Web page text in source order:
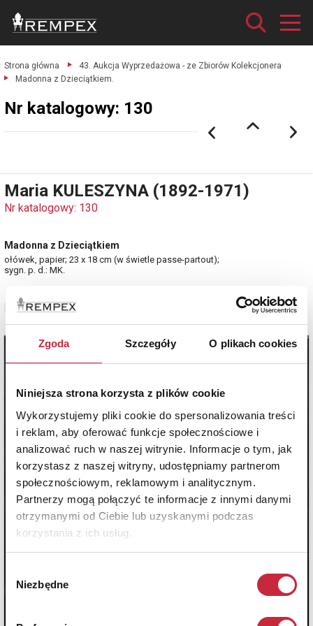
Zgoda Szczegóły O plikach cookies
Niniejsza strona korzysta z plików cookie
Wykorzystujemy pliki cookie do spersonalizowania treści
i reklam, aby oferować funkcje społecznościowe i
analizować ruch w naszej witrynie. Informacje o tym, jak
korzystasz z naszej witryny, udostępniamy partnerom
społecznościowym, reklamowym i analitycznym.
Partnerzy mogą połączyć te informacje z innymi danymi
otrzymanymi od Ciebie lub uzyskanymi podczas
korzystania z ich usług.
zgody
Niezbędne
Strona główna
43. Aukcja Wyprzedażowa - ze Zbiorów Kolekcjonera
Madonna z Dzieciątkiem.
Nr katalogowy: 130
Maria KULESZYNA (1892-1971)
Nr katalogowy: 130
Madonna z Dzieciątkiem
ołówek, papier; 23 x 18 cm (w świetle passe-partout);
sygn. p. d.: MK.
Zobacz pełne informacje